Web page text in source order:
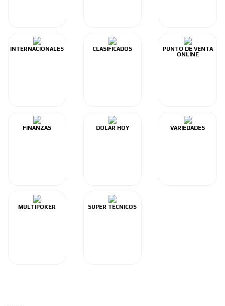
INTERNACIONALES CLASIFICADOS
PUNTO DE VENTA
ONLINE
FINANZAS DOLAR HOY VARIEDADES
MULTIPOKER SUPER TÉCNICOS